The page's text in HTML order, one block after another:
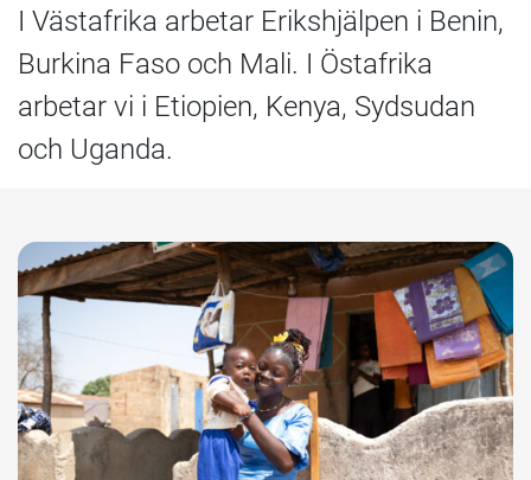
I Västafrika arbetar Erikshjälpen i Benin,
Burkina Faso och Mali. I Östafrika
arbetar vi i Etiopien, Kenya, Sydsudan
och Uganda.